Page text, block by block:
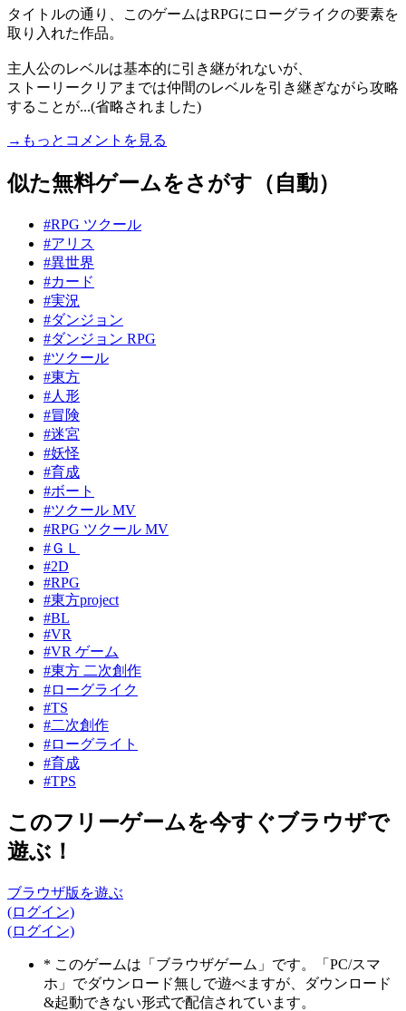
タイトルの通り、このゲームはRPGにローグライクの要素を
取り入れた作品。
主人公のレベルは基本的に引き継がれないが、
ストーリークリアまでは仲間のレベルを引き継ぎながら攻略
することが...(省略されました)
→もっとコメントを見る
似た無料ゲームをさがす（自動）
#RPG ツクール
#アリス
#異世界
#カード
#実況
#ダンジョン
#ダンジョン RPG
#ツクール
#東方
#人形
#冒険
#迷宮
#妖怪
#育成
#ボート
#ツクール MV
#RPG ツクール MV
#ＧＬ
#2D
#RPG
#東方project
#BL
#VR
#VR ゲーム
#東方 二次創作
#ローグライク
#TS
#二次創作
#ローグライト
#育成
#TPS
このフリーゲームを今すぐブラウザで
遊ぶ！
ブラウザ版を遊ぶ
(ログイン)
(ログイン)
* このゲームは「ブラウザゲーム」です。「PC/スマ
ホ」でダウンロード無しで遊べますが、ダウンロード
&起動できない形式で配信されています。